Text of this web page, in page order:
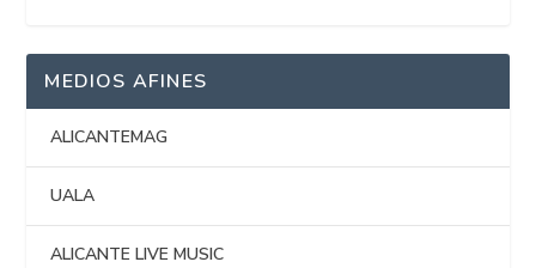
MEDIOS AFINES
ALICANTEMAG
UALA
ALICANTE LIVE MUSIC